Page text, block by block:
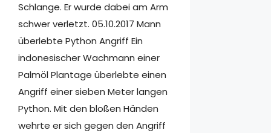
Schlange. Er wurde dabei am Arm
schwer verletzt. 05.10.2017 Mann
überlebte Python Angriff Ein
indonesischer Wachmann einer
Palmöl Plantage überlebte einen
Angriff einer sieben Meter langen
Python. Mit den bloßen Händen
wehrte er sich gegen den Angriff